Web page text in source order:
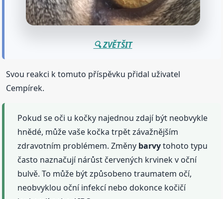
🔍 ZVĚTŠIT
Svou reakci k tomuto příspěvku přidal uživatel
Cempírek.
Pokud se oči u kočky najednou zdají být neobvykle
hnědé, může vaše kočka trpět závažnějším
zdravotním problémem. Změny barvytohoto typu
často naznačují nárůst červených krvinek v oční
bulvě. To může být způsobeno traumatem očí,
neobvyklou oční infekcí nebo dokonce kočičí